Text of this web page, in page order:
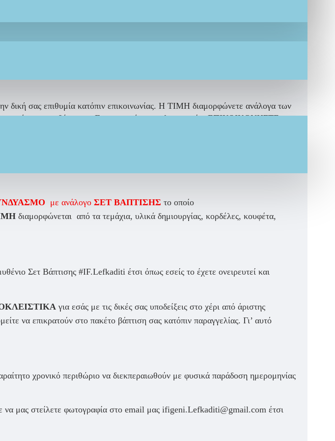
και δεμένα εσωτερικά σε γυάλινο βαζάκι με γάζα πολυτελείας και
δική σας επιθυμία κατόπιν επικοινωνίας. Η ΤΙΜΗ διαμορφώνετε ανάλογα των
σετ βάπτισης. Για περισσότερες πληροφορίες ΕΠΙΚΟΙΚΩΝΗΣΤΕ
Σετ Βάπτισης «Καρδιά flower» . Συνδυάστε ανάλογο Χειροποίητο Σετ
προσφοράς.
με ανάλογο ΣΕΤ ΒΑΠΤΙΣΗΣ το οποίο
διαμορφώνεται από τα τεμάχια, υλικά δημιουργίας, κορδέλες, κουφέτα,
Σετ Βάπτισης #IF.Lefkaditi έτσι όπως εσείς το έχετε ονειρευτεί και
για εσάς με τις δικές σας υποδείξεις στο χέρι από άριστης
να επικρατούν στο πακέτο βάπτιση σας κατόπιν παραγγελίας. Γι’ αυτό
χρονικό περιθώριο να διεκπεραιωθούν με φυσικά παράδοση ημερομηνίας
να μας στείλετε φωτογραφία στο email μας ifigeni.Lefkaditi@gmail.com έτσι